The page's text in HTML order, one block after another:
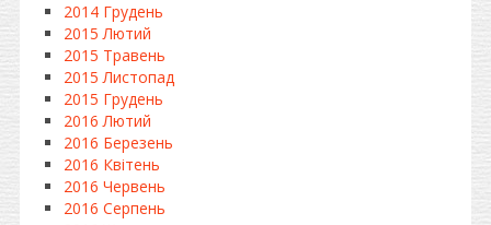
2014 Грудень
2015 Лютий
2015 Травень
2015 Листопад
2015 Грудень
2016 Лютий
2016 Березень
2016 Квітень
2016 Червень
2016 Серпень